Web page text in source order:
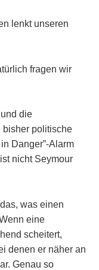
lenkt unseren
fragen wir
und die
bisher politische
Danger”-Alarm
nicht Seymour
was einen
eine
scheitert,
denen er näher an
Genau so